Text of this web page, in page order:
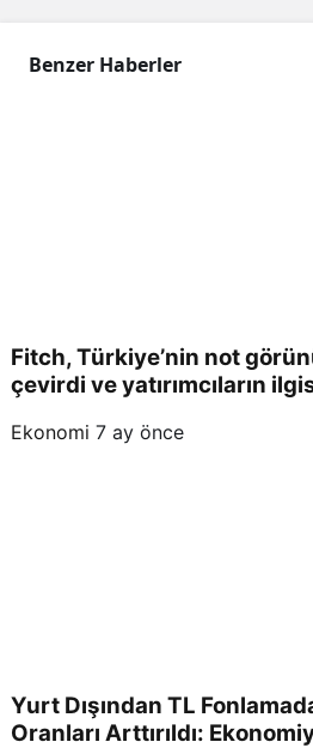
Benzer Haberler
Fitch, Türkiye’nin not
çevirdi ve yatırımcıların
Ekonomi 7 ay önce
Yurt Dışından TL
Oranları Arttırıldı: